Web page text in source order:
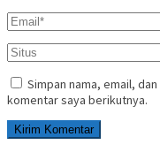
Simpan nama, email,
komentar saya berikutnya.